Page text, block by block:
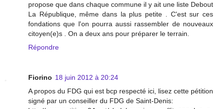
propose que dans chaque commune il y ait une liste Debout
La République, même dans la plus petite . C'est sur ces
fondations que l'on pourra aussi rassembler de nouveaux
citoyen(e)s . On a deux ans pour préparer le terrain.
Répondre
Fiorino 18 juin 2012 à 20:24
A propos du FDG qui est bcp respecté ici, lisez cette pétition
signé par un conseiller du FDG de Saint-Denis: